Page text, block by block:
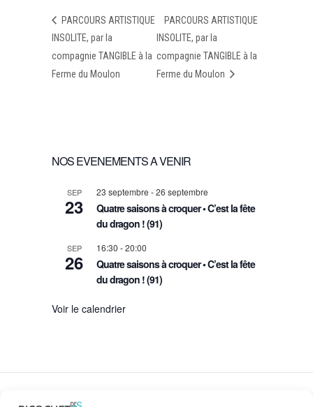
PARCOURS ARTISTIQUE
INSOLITE, par la
compagnie TANGIBLE à la
Ferme du Moulon
PARCOURS ARTISTIQUE
INSOLITE, par la
compagnie TANGIBLE à la
Ferme du Moulon
NOS EVENEMENTS A VENIR
SEP
23
23 septembre -26 septembre
Quatre saisons à croquer • C’est la fête
du dragon ! (91)
SEP
26
16:30 -20:00
Quatre saisons à croquer • C’est la fête
du dragon ! (91)
Voir le calendrier